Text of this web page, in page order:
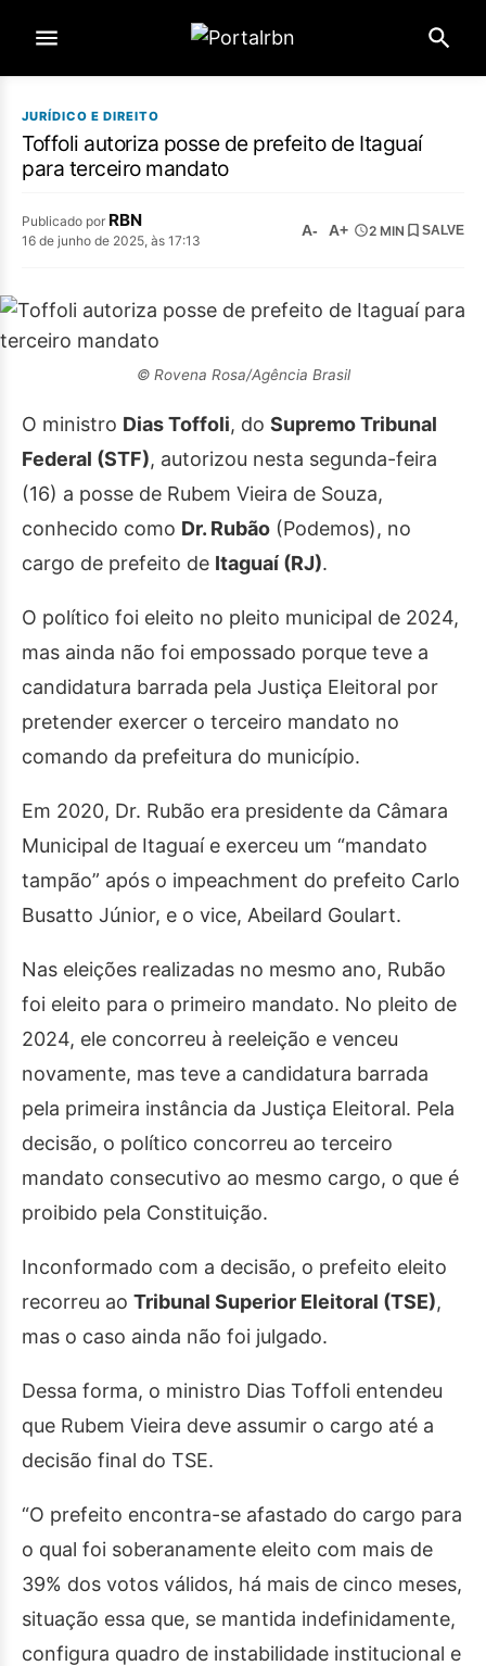
JURÍDICO E DIREITO
Toffoli autoriza posse de prefeito de Itaguaí
para terceiro mandato
Publicado por RBN
16 de junho de 2025, às 17:13
A- A+ 2 MIN SALVE
© Rovena Rosa/Agência Brasil
O ministro Dias Toffoli, do Supremo Tribunal
Federal (STF), autorizou nesta segunda-feira
(16) a posse de Rubem Vieira de Souza,
conhecido como Dr. Rubão (Podemos), no
cargo de prefeito de Itaguaí (RJ).
O político foi eleito no pleito municipal de 2024,
mas ainda não foi empossado porque teve a
candidatura barrada pela Justiça Eleitoral por
pretender exercer o terceiro mandato no
comando da prefeitura do município.
Em 2020, Dr. Rubão era presidente da Câmara
Municipal de Itaguaí e exerceu um “mandato
tampão” após o impeachment do prefeito Carlo
Busatto Júnior, e o vice, Abeilard Goulart.
Nas eleições realizadas no mesmo ano, Rubão
foi eleito para o primeiro mandato. No pleito de
2024, ele concorreu à reeleição e venceu
novamente, mas teve a candidatura barrada
pela primeira instância da Justiça Eleitoral. Pela
decisão, o político concorreu ao terceiro
mandato consecutivo ao mesmo cargo, o que é
proibido pela Constituição.
Inconformado com a decisão, o prefeito eleito
recorreu ao Tribunal Superior Eleitoral (TSE),
mas o caso ainda não foi julgado.
Dessa forma, o ministro Dias Toffoli entendeu
que Rubem Vieira deve assumir o cargo até a
decisão final do TSE.
“O prefeito encontra-se afastado do cargo para
o qual foi soberanamente eleito com mais de
39% dos votos válidos, há mais de cinco meses,
situação essa que, se mantida indefinidamente,
configura quadro de instabilidade institucional e